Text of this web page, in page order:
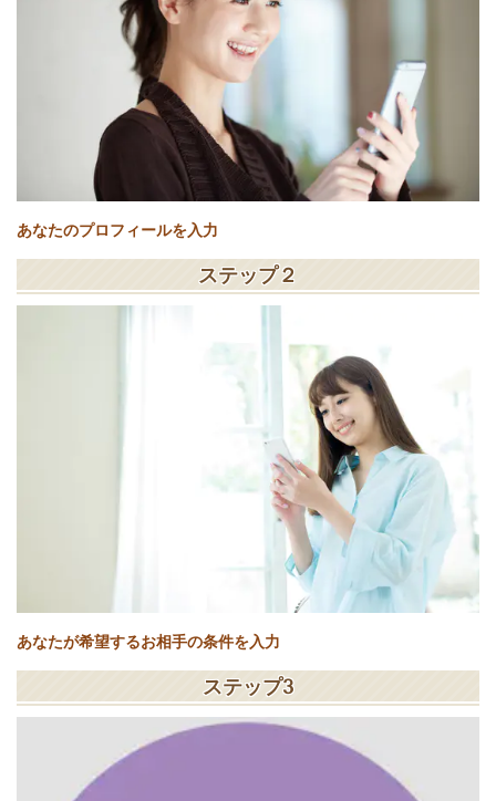
あなたのプロフィールを入力
ステップ２
あなたが希望するお相手の条件を入力
ステップ3